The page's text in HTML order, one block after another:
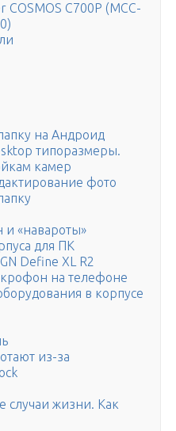
COSMOS C700P (MCC-
на Андроид
типоразмеры.
камер
фото
«навароты»
для ПК
Define XL R2
на телефоне
в корпусе
из-за
случаи жизни. Как